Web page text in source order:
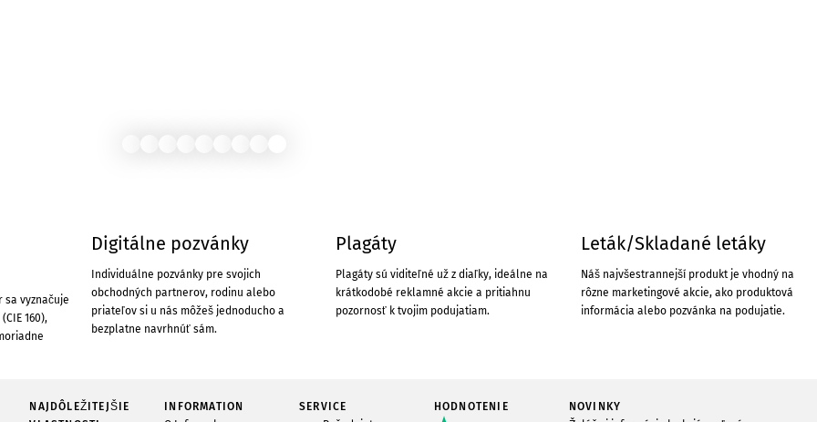
vyznačuje
160),
Digitálne pozvánky
Individuálne pozvánky pre svojich
obchodných partnerov, rodinu alebo
priateľov si u nás môžeš jednoducho a
bezplatne navrhnúť sám.
Plagáty
Plagáty sú viditeľné už z diaľky, ideálne na
krátkodobé reklamné akcie a pritiahnu
pozornosť k tvojim podujatiam.
Leták/Skladané letáky
Náš najvšestrannejší produkt je vhodný na
rôzne marketingové akcie, ako produktová
informácia alebo pozvánka na podujatie.
NAJDÔLEŽITEJŠIE
INFORMATION
SERVICE
HODNOTENIE
NOVINKY